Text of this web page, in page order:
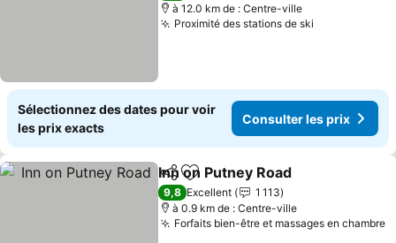
à 12.0 km de : Centre-ville
Proximité des stations de ski
Sélectionnez des dates pour voir
les prix exacts
Consulter les prix
PartagerAjouter à mes favoris
Inn on Putney Road
9,8 Excellent
1 113
à 0.9 km de : Centre-ville
Forfaits bien-être et massages en chambre